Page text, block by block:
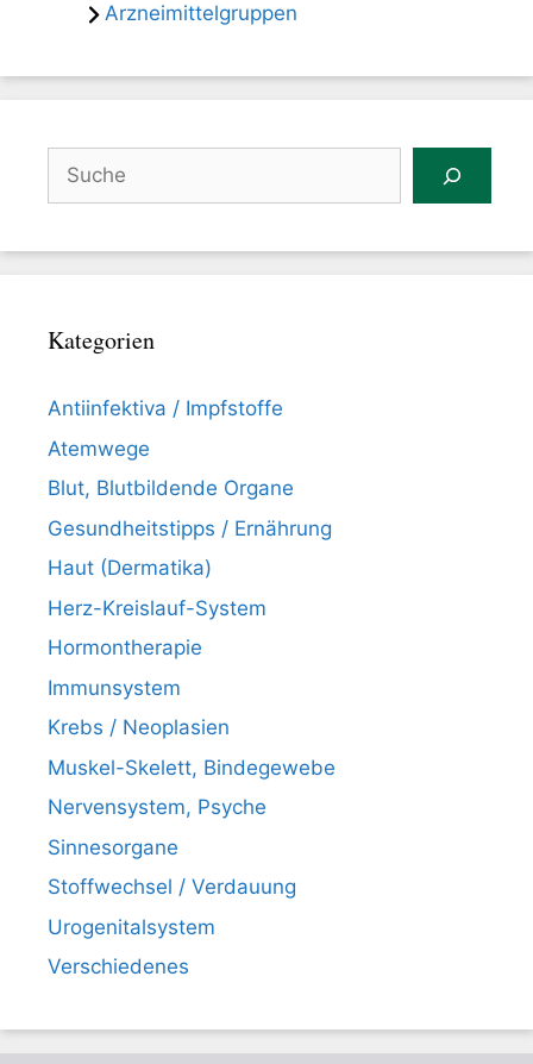
Arzneimittelgruppen
Suchen
Kategorien
Antiinfektiva / Impfstoffe
Atemwege
Blut, Blutbildende Organe
Gesundheitstipps / Ernährung
Haut (Dermatika)
Herz-Kreislauf-System
Hormontherapie
Immunsystem
Krebs / Neoplasien
Muskel-Skelett, Bindegewebe
Nervensystem, Psyche
Sinnesorgane
Stoffwechsel / Verdauung
Urogenitalsystem
Verschiedenes